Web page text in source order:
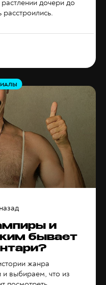
дочери до
расстроились.
и
бывает
жанра
и выбираем, что из